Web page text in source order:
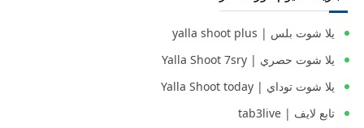
يلا شوت بلس | yalla shoot plus
يلا شوت حصري | Yalla Shoot 7sry
يلا شوت توداي | Yalla Shoot today
تابع لايف | tab3live